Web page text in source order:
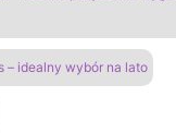
– idealny wybór na lato